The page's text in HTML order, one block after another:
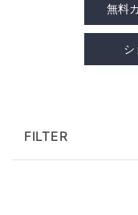
無料
シ
FILTER